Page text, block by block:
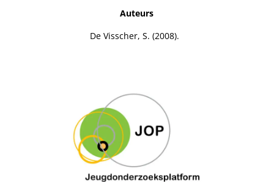
Auteurs
De Visscher, S. (2008).